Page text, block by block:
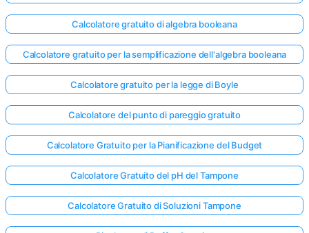
Calcolatore gratuito di algebra booleana
Calcolatore gratuito per la semplificazione dell'algebra booleana
Calcolatore gratuito per la legge di Boyle
Calcolatore del punto di pareggio gratuito
Calcolatore Gratuito per la Pianificazione del Budget
Calcolatore Gratuito del pH del Tampone
Calcolatore Gratuito di Soluzioni Tampone